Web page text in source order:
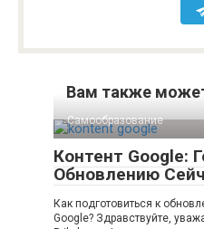
Вам также
Самообразование
Контент Google:
Обновлению
Как подготовиться к
Google? Здравствуйте,